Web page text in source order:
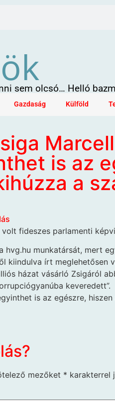
sem olcsó… Helló
Gazdaság Külföld
Marcell
is az
a
fideszes parlamenti
hvg.hu munkatársát, mert
kiindulva írt meglehetősen
házat vásárló Zsigáról
keveredett”.
is az egészre,
mezőket * karakterrel